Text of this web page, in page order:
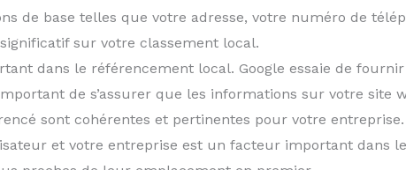
de base telles que votre adresse, votre numéro de
sur votre classement local.
dans le référencement local. Google essaie de
de s’assurer que les informations sur votre site
sont cohérentes et pertinentes pour votre entreprise.
et votre entreprise est un facteur important dans